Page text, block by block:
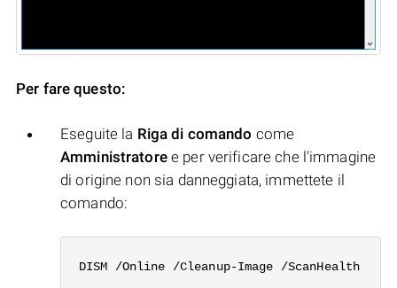
Per fare questo:
Eseguite la Riga di comando come
Amministratoree per verificare che l'immagine
di origine non sia danneggiata, immettete il
comando:
DISM /Online /Cleanup-Image /ScanHealth